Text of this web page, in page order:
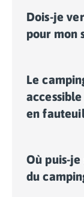
sites
de votre
Dois-je
pour mon
votre
Le
en
camping se
fauteuil
Où puis-
du